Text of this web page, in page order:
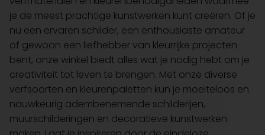
je de meest prachtige kunstwerken kunt creëren. Of je
nu een ervaren schilder, een enthousiaste amateur
of gewoon een liefhebber van kleurrijke projecten
bent, onze winkel biedt alles wat je nodig hebt om je
creativiteit tot leven te brengen. Met onze diverse
verfsoorten en kleurenpaletten kun je moeiteloos en
nauwkeurig adembenemende schilderijen,
muurschilderingen en decoratieve kunstwerken